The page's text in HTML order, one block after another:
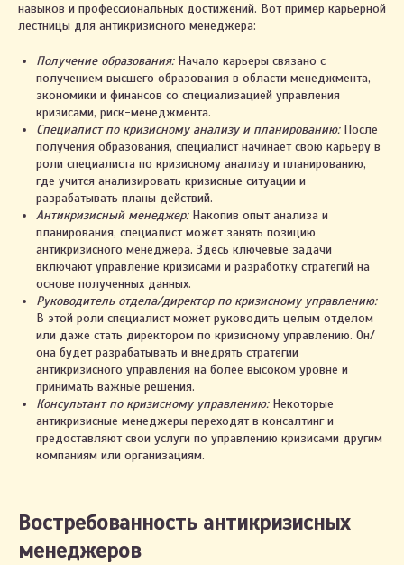
навыков и профессиональных достижений. Вот пример карьерной
лестницы для антикризисного менеджера:
Получение образования: Начало карьеры связано с
получением высшего образования в области менеджмента,
экономики и финансов со специализацией управления
кризисами, риск-менеджмента.
Специалист по кризисному анализу и планированию: После
получения образования, специалист начинает свою карьеру в
роли специалиста по кризисному анализу и планированию,
где учится анализировать кризисные ситуации и
разрабатывать планы действий.
Антикризисный менеджер:Накопив опыт анализа и
планирования, специалист может занять позицию
антикризисного менеджера. Здесь ключевые задачи
включают управление кризисами и разработку стратегий на
основе полученных данных.
Руководитель отдела/директор по кризисному управлению:
В этой роли специалист может руководить целым отделом
или даже стать директором по кризисному управлению. Он/
она будет разрабатывать и внедрять стратегии
антикризисного управления на более высоком уровне и
принимать важные решения.
Консультант по кризисному управлению: Некоторые
антикризисные менеджеры переходят в консалтинг и
предоставляют свои услуги по управлению кризисами другим
компаниям или организациям.
Востребованность антикризисных
менеджеров